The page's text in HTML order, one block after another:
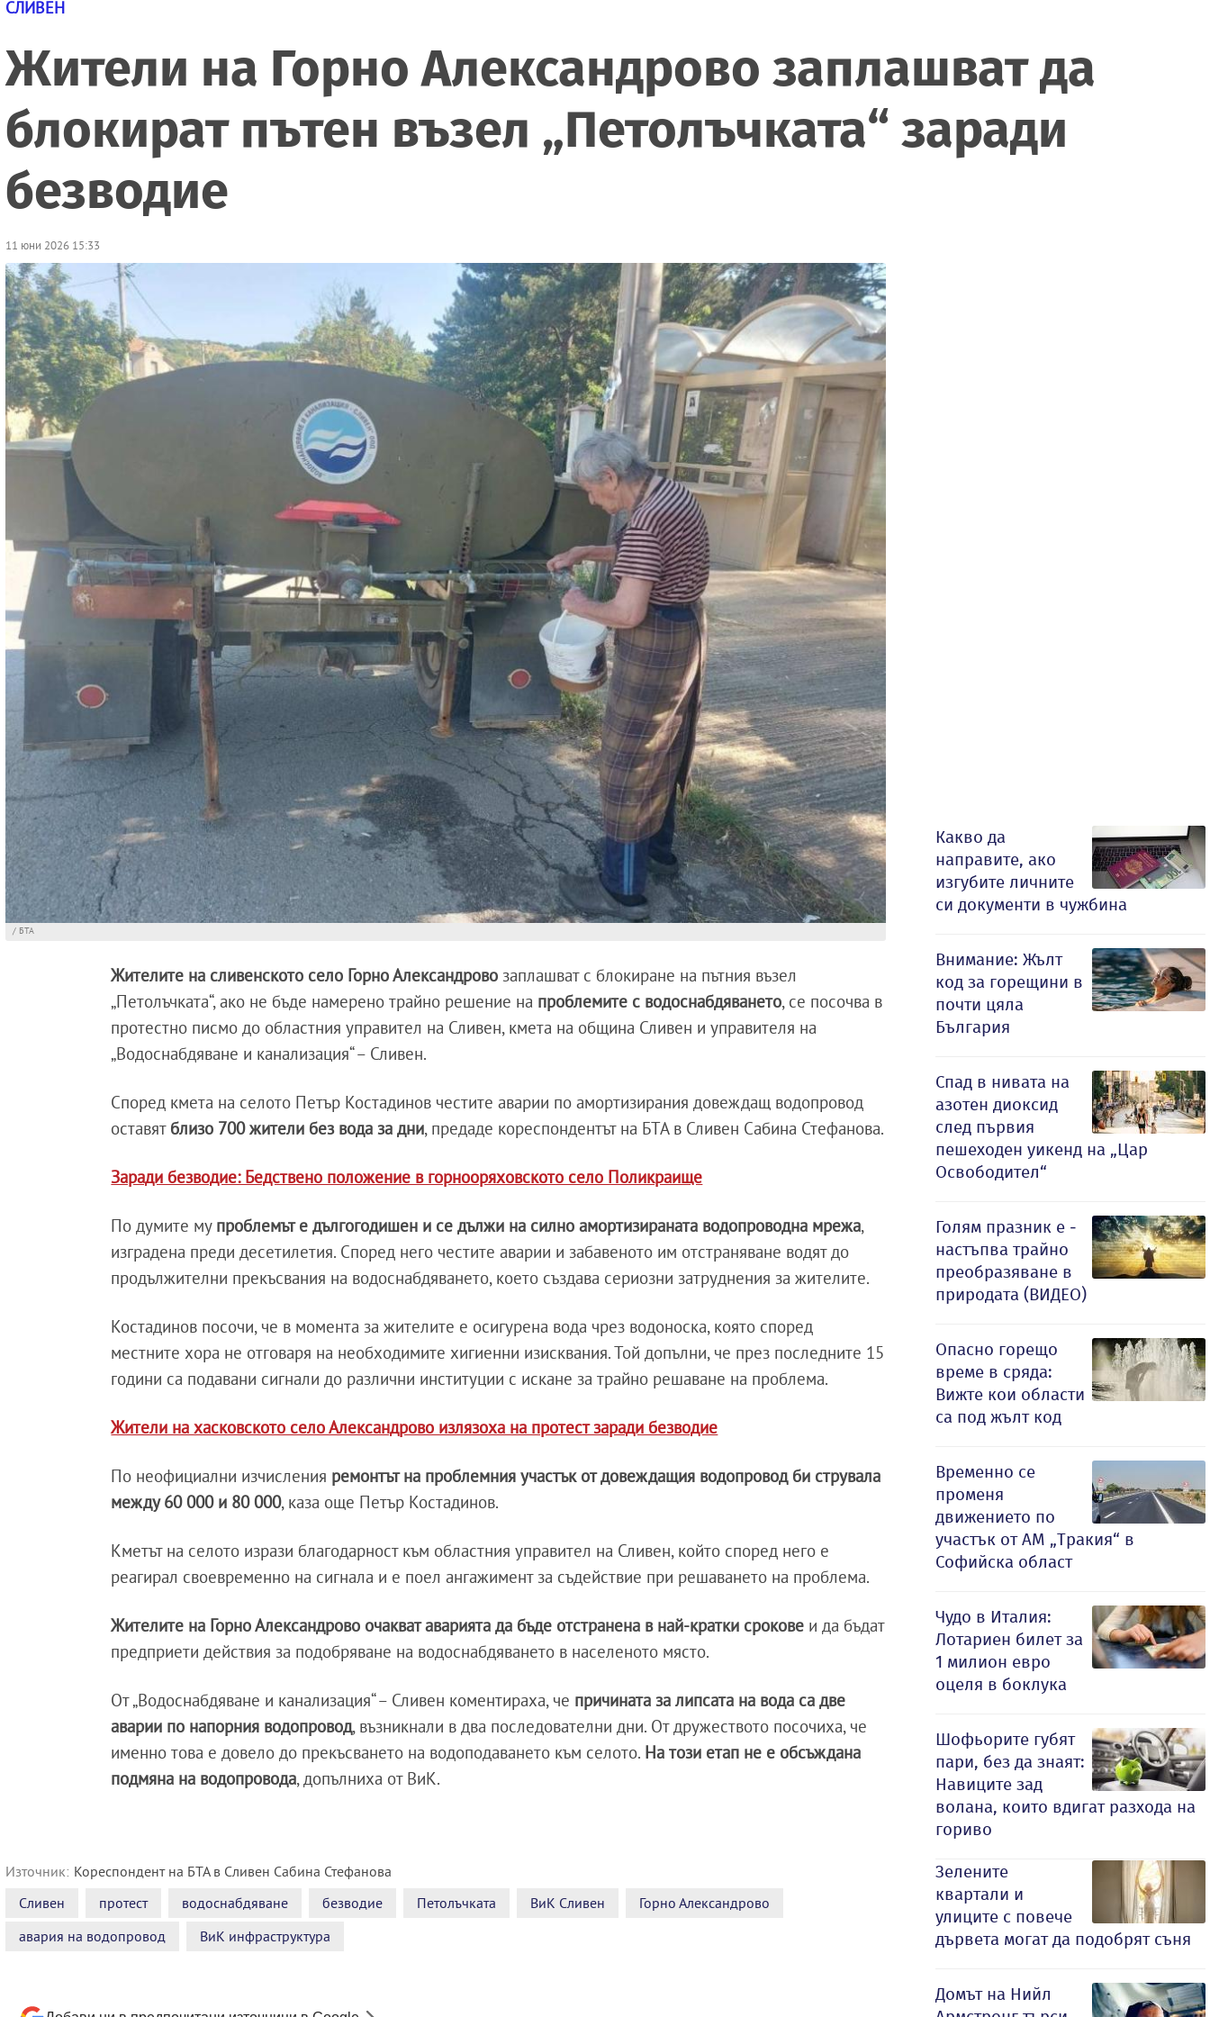
СЛИВЕН
Жители на Горно Александрово заплашват да
блокират пътен възел „Петолъчката“ заради
безводие
11 юни 2026 15:33
/ БТА
Жителите на сливенското село Горно Александрово заплашват с блокиране на пътния възел
„Петолъчката“, ако не бъде намерено трайно решение на проблемите с водоснабдяването, се посочва в
протестно писмо до областния управител на Сливен, кмета на община Сливен и управителя на
„Водоснабдяване и канализация“ – Сливен.
Според кмета на селото Петър Костадинов честите аварии по амортизирания довеждащ водопровод
оставят близо 700 жители без вода за дни, предаде кореспондентът на БТА в Сливен Сабина Стефанова.
Заради безводие: Бедствено положение в горнооряховското село Поликраище
По думите му проблемът е дългогодишен и се дължи на силно амортизираната водопроводна мрежа,
изградена преди десетилетия. Според него честите аварии и забавеното им отстраняване водят до
продължителни прекъсвания на водоснабдяването, което създава сериозни затруднения за жителите.
Костадинов посочи, че в момента за жителите е осигурена вода чрез водоноска, която според
местните хора не отговаря на необходимите хигиенни изисквания. Той допълни, че през последните 15
години са подавани сигнали до различни институции с искане за трайно решаване на проблема.
Жители на хасковското село Александрово излязоха на протест заради безводие
По неофициални изчисления ремонтът на проблемния участък от довеждащия водопровод би струвала
между 60 000 и 80 000, каза още Петър Костадинов.
Кметът на селото изрази благодарност към областния управител на Сливен, който според него е
реагирал своевременно на сигнала и е поел ангажимент за съдействие при решаването на проблема.
Жителите на Горно Александрово очакват аварията да бъде отстранена в най-кратки срокове и да бъдат
предприети действия за подобряване на водоснабдяването в населеното място.
От „Водоснабдяване и канализация“ – Сливен коментираха, че причината за липсата на вода са две
аварии по напорния водопровод, възникнали в два последователни дни. От дружеството посочиха, че
именно това е довело до прекъсването на водоподаването към селото. На този етап не е обсъждана
подмяна на водопровода, допълниха от ВиК.
Източник: Кореспондент на БТА в Сливен Сабина Стефанова
Сливен
протест водоснабдяване безводие Петолъчката ВиК Сливен
Горно Александрово
авария на водопровод
ВиК инфраструктура
Какво да
направите, ако
изгубите личните
си документи в чужбина
Внимание: Жълт
код за горещини в
почти цяла
България
Спад в нивата на
азотен диоксид
след първия
пешеходен уикенд на „Цар
Освободител“
Голям празник е -
настъпва трайно
преобразяване в
природата (ВИДЕО)
Опасно горещо
време в сряда:
Вижте кои области
са под жълт код
Временно се
променя
движението по
участък от АМ „Тракия“ в
Софийска област
Чудо в Италия:
Лотариен билет за
1 милион евро
оцеля в боклука
Шофьорите губят
пари, без да знаят:
Навиците зад
волана, които вдигат разхода на
гориво
Зелените
квартали и
улиците с повече
дървета могат да подобрят съня
Домът на Нийл